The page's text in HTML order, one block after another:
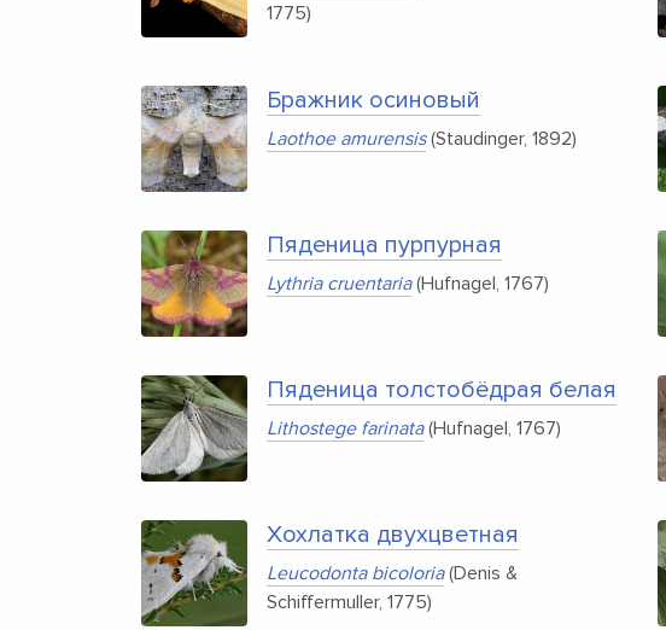
1775)
Бражник осиновый
Laothoe amurensis(Staudinger, 1892)
Пяденица пурпурная
Lythria cruentaria(Hufnagel, 1767)
Пяденица толстобёдрая белая
Lithostege farinata(Hufnagel, 1767)
Хохлатка двухцветная
Leucodonta bicoloria(Denis &
Schiffermuller, 1775)